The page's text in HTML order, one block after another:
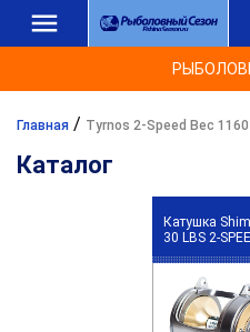
Главная / Tyrnos 2-Speed Вес
Каталог
Катушка
30 LBS 2-